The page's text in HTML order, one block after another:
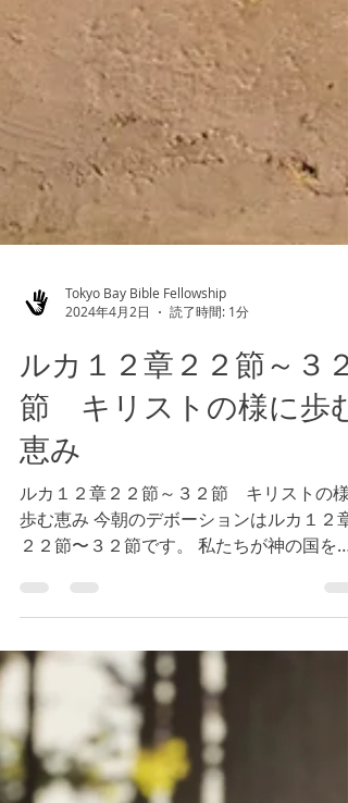
2024年4月2日
読了時間: 1分
ルカ１２章２２節～３２
節 キリストの様に歩む
恵み
ルカ１２章２２節～３２節 キリストの様
２２節〜３２節です。 私たちが神の国を第
一にしたとき、神の国に加えて、全ての生
の必要も満ち溢れる程に与えられます。こ
箇所の「国」はギリシャ語でbasileiaで、権
威の意味も含まれます。...